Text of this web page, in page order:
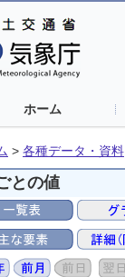
ホーム
> 各種データ・資料
との値